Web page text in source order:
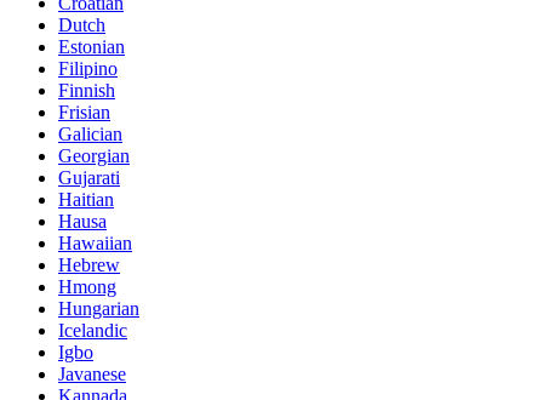
Dutch
Estonian
Filipino
Finnish
Frisian
Galician
Georgian
Gujarati
Haitian
Hausa
Hawaiian
Hebrew
Hmong
Hungarian
Icelandic
Igbo
Javanese
Kannada